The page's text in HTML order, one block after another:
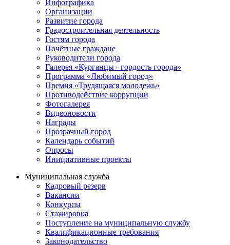
Инфографика
Организации
Развитие города
Градостроительная деятельность
Гостям города
Почётные граждане
Руководители города
Галерея «Курганцы - гордость города»
Программа «Любимый город»
Премия «Трудящаяся молодежь»
Противодействие коррупции
Фотогалерея
Видеоновости
Награды
Прозрачный город
Календарь событий
Опросы
Инициативные проекты
Муниципальная служба
Кадровый резерв
Вакансии
Конкурсы
Стажировка
Поступление на муниципальную службу
Квалификационные требования
Законодательство